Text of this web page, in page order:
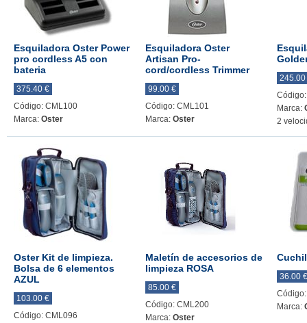
Esquiladora Oster Power
pro cordless A5 con
bateria
375.40 €
Código: CML100
Marca: Oster
Esquiladora Oster
Artisan Pro-
cord/cordless Trimmer
99.00 €
Código: CML101
Marca: Oster
245.00
Marca:
2
Oster Kit de limpieza.
Bolsa de 6 elementos
AZUL
103.00 €
Código: CML096
Maletín de accesorios de
limpieza ROSA
85.00 €
Código: CML200
Marca: Oster
36.00 €
Marca: